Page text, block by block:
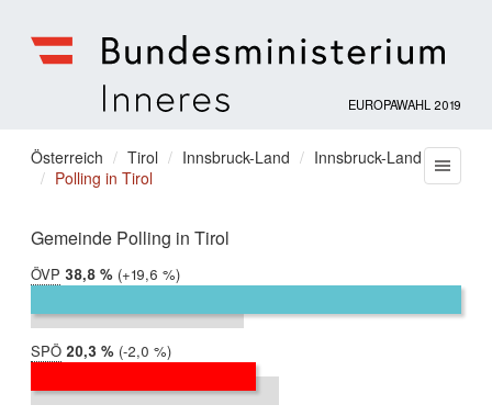
für
Inneres
EUROPAWAHL 2019
Sie
befinden
hier:
Österreich Tirol Innsbruck-Land
Innsbruck-Land
Polling in Tirol
Gemeinde Polling in Tirol
ÖVP 2019:
38,8 %
2014:
19,1 %
Differenz:
+19,6 %
SPÖ 2019:
20,3 %
2014:
22,3 %
Differenz:
-2,0 %